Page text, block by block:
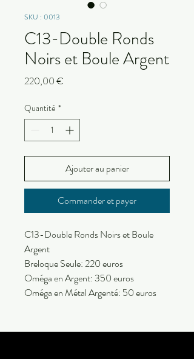
SKU : 0013
C13-Double Ronds
Noirs et Boule Argent
220,00 €
Quantité *
Ajouter au panier
Commander et payer
C13-Double Ronds Noirs et Boule
Argent
Breloque Seule: 220 euros
Oméga en Argent: 350 euros
Oméga en Métal Argenté: 50 euros